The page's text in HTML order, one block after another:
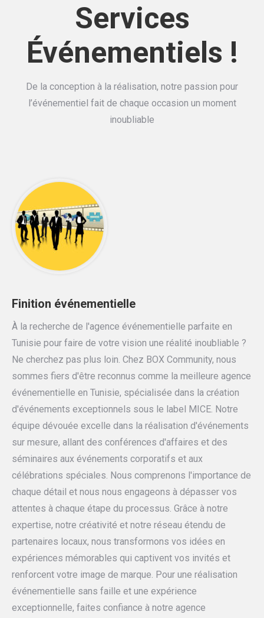
Services
Événementiels !
De la conception à la réalisation, notre passion pour
l’événementiel fait de chaque occasion un moment
inoubliable
Finition événementielle
À la recherche de l'agence événementielle parfaite en
Tunisie pour faire de votre vision une réalité inoubliable ?
Ne cherchez pas plus loin. Chez BOX Community, nous
sommes fiers d'être reconnus comme la meilleure agence
événementielle en Tunisie, spécialisée dans la création
d'événements exceptionnels sous le label MICE. Notre
équipe dévouée excelle dans la réalisation d'événements
sur mesure, allant des conférences d'affaires et des
séminaires aux événements corporatifs et aux
célébrations spéciales. Nous comprenons l'importance de
chaque détail et nous nous engageons à dépasser vos
attentes à chaque étape du processus. Grâce à notre
expertise, notre créativité et notre réseau étendu de
partenaires locaux, nous transformons vos idées en
expériences mémorables qui captivent vos invités et
renforcent votre image de marque. Pour une réalisation
événementielle sans faille et une expérience
exceptionnelle, faites confiance à notre agence